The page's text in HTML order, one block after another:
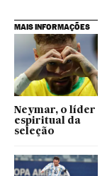
MAIS INFORMAÇÕES
Neymar, o líder
espiritual da
seleção